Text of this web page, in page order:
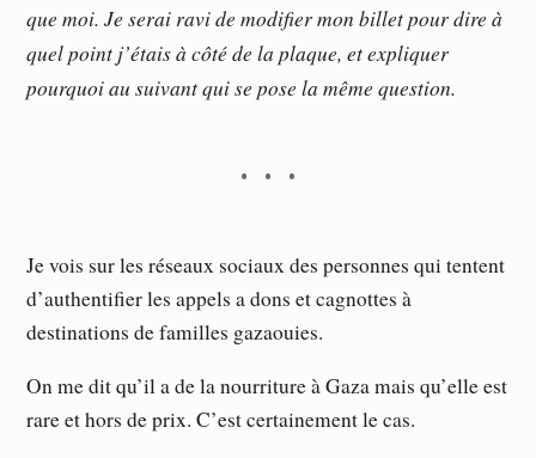
que moi. Je serai ravi de modifier mon billet pour dire à
quel point j’étais à côté de la plaque, et expliquer
pourquoi au suivant qui se pose la même question.
Je vois sur les réseaux sociaux des personnes qui tentent
d’authentifier les appels a dons et cagnottes à
destinations de familles gazaouies.
On me dit qu’il a de la nourriture à Gaza mais qu’elle est
rare et hors de prix. C’est certainement le cas.